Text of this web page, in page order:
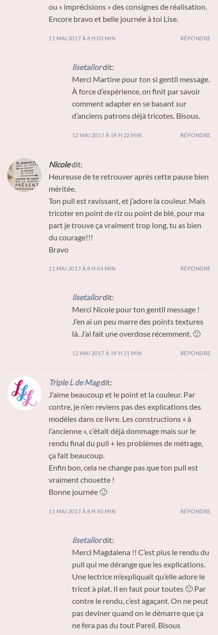
ou « imprécisions » des consignes de réalisation.
Encore bravo et belle journée à toi Lise.
11 MAI 2017 À 8 H 03 MIN RÉPONDRE
lisetailordit:
Merci Martine pour ton si gentil message.
À force d’expérience, on finit par savoir
comment adapter en se basant sur
d’anciens patrons déjà tricotes. Bisous.
12 MAI 2017 À 19 H 22 MIN RÉPONDRE
Nicoledit:
Heureuse de te retrouver après cette pause bien
méritée.
Ton pull est ravissant, et j’adore la couleur. Mais
tricoter en point de riz ou point de blé, pour ma
part je trouve ça vraiment trop long, tu as bien
du courage!!!
Bravo
11 MAI 2017 À 8 H 04 MIN RÉPONDRE
lisetailordit:
Merci Nicole pour ton gentil message !
J’en ai un peu marre des points textures
là. J’ai fait une overdose récemment. 🙂
12 MAI 2017 À 19 H 21 MIN RÉPONDRE
Triple L de Magdit:
J’aime beaucoup et le point et la couleur. Par
contre, je n’en reviens pas des explications des
modèles dans ce livre. Les constructions « à
l’ancienne », c’était déjà dommage mais sur le
rendu final du pull + les problèmes de métrage,
ça fait beaucoup.
Enfin bon, cela ne change pas que ton pull est
vraiment chouette !
Bonne journée 🙂
11 MAI 2017 À 8 H 40 MIN RÉPONDRE
lisetailordit:
Merci Magdalena !! C’est plus le rendu du
pull qui me dérange que les explications.
Une lectrice m’expliquait qu’elle adore le
tricot à plat. Il en faut pour toutes 🙂 Par
contre le rendu, c’est agaçant. On ne peut
pas deviner quand on le démarre que ça
ne fera pas du tout Pareil. Bisous